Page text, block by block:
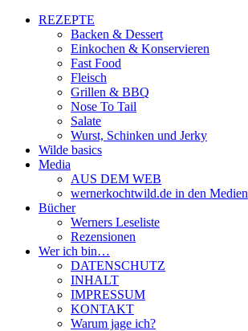
REZEPTE
Backen & Dessert
Einkochen & Konservieren
Fast Food
Fleisch
Grillen & BBQ
Nose To Tail
Salate
Wurst, Schinken und Jerky
Wilde basics
Media
AUS DEM WEB
wernerkochtwild.de in den Medien
Bücher
Werners Leseliste
Rezensionen
Wer ich bin…
DATENSCHUTZ
INHALT
IMPRESSUM
KONTAKT
Warum jage ich?